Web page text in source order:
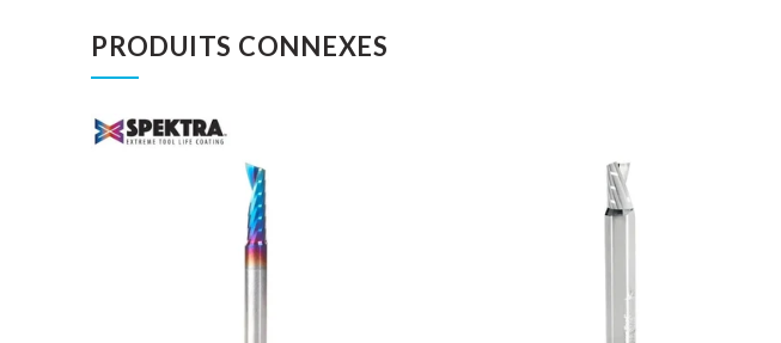
PRODUITS CONNEXES